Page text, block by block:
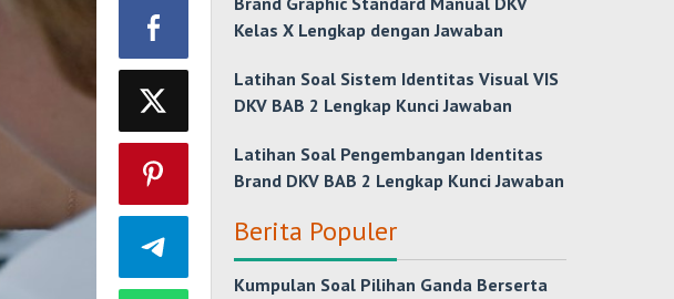
Kelas X Lengkap dengan Jawaban
Latihan Soal Sistem Identitas Visual VIS
DKV BAB 2 Lengkap Kunci Jawaban
Latihan Soal Pengembangan Identitas
Brand DKV BAB 2 Lengkap Kunci Jawaban
Berita Populer
Kumpulan Soal Pilihan Ganda Berserta